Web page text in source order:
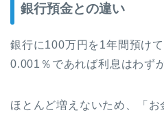
銀行預金との違い
銀行に100万円を1年間預け
0.001％であれば利息はわず
ほとんど増えないため、「